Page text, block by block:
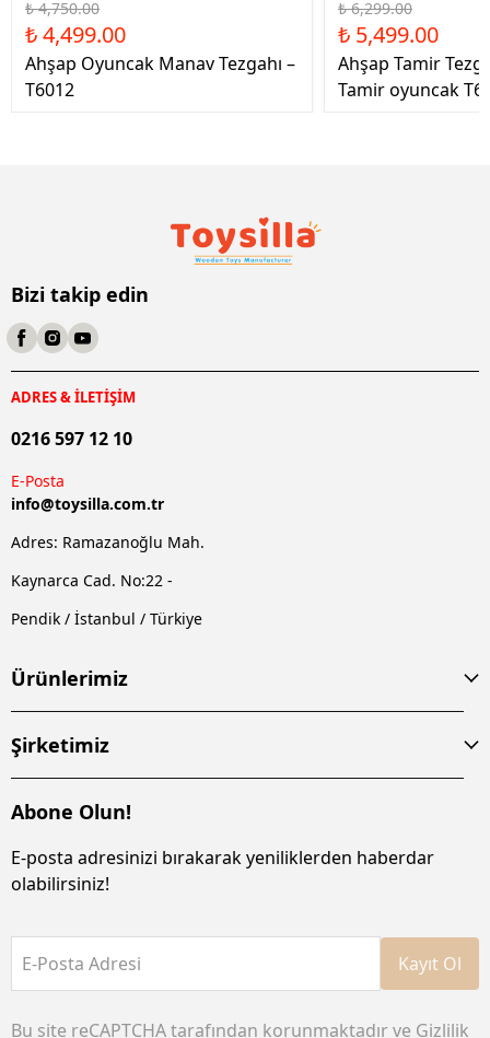
₺ 4,750.00
₺ 4,499.00
Ahşap Oyuncak Manav Tezgahı –
T6012
₺ 6,299.00
₺ 5,499.00
Ahşap Tamir
Tamir oyuncak
Bizi takip edin
ADRES & İLETİŞİM
0216 597 12 10
E-Posta
info@toysilla.com.tr
Adres: Ramazanoğlu Mah.
Kaynarca Cad. No:22 -
Pendik / İstanbul / Türkiye
Ürünlerimiz
Şirketimiz
Abone Olun!
E-posta adresinizi bırakarak yeniliklerden haberdar
olabilirsiniz!
E-Posta Adresi Kayıt Ol
Bu site reCAPTCHA tarafından korunmaktadır ve Gizlilik